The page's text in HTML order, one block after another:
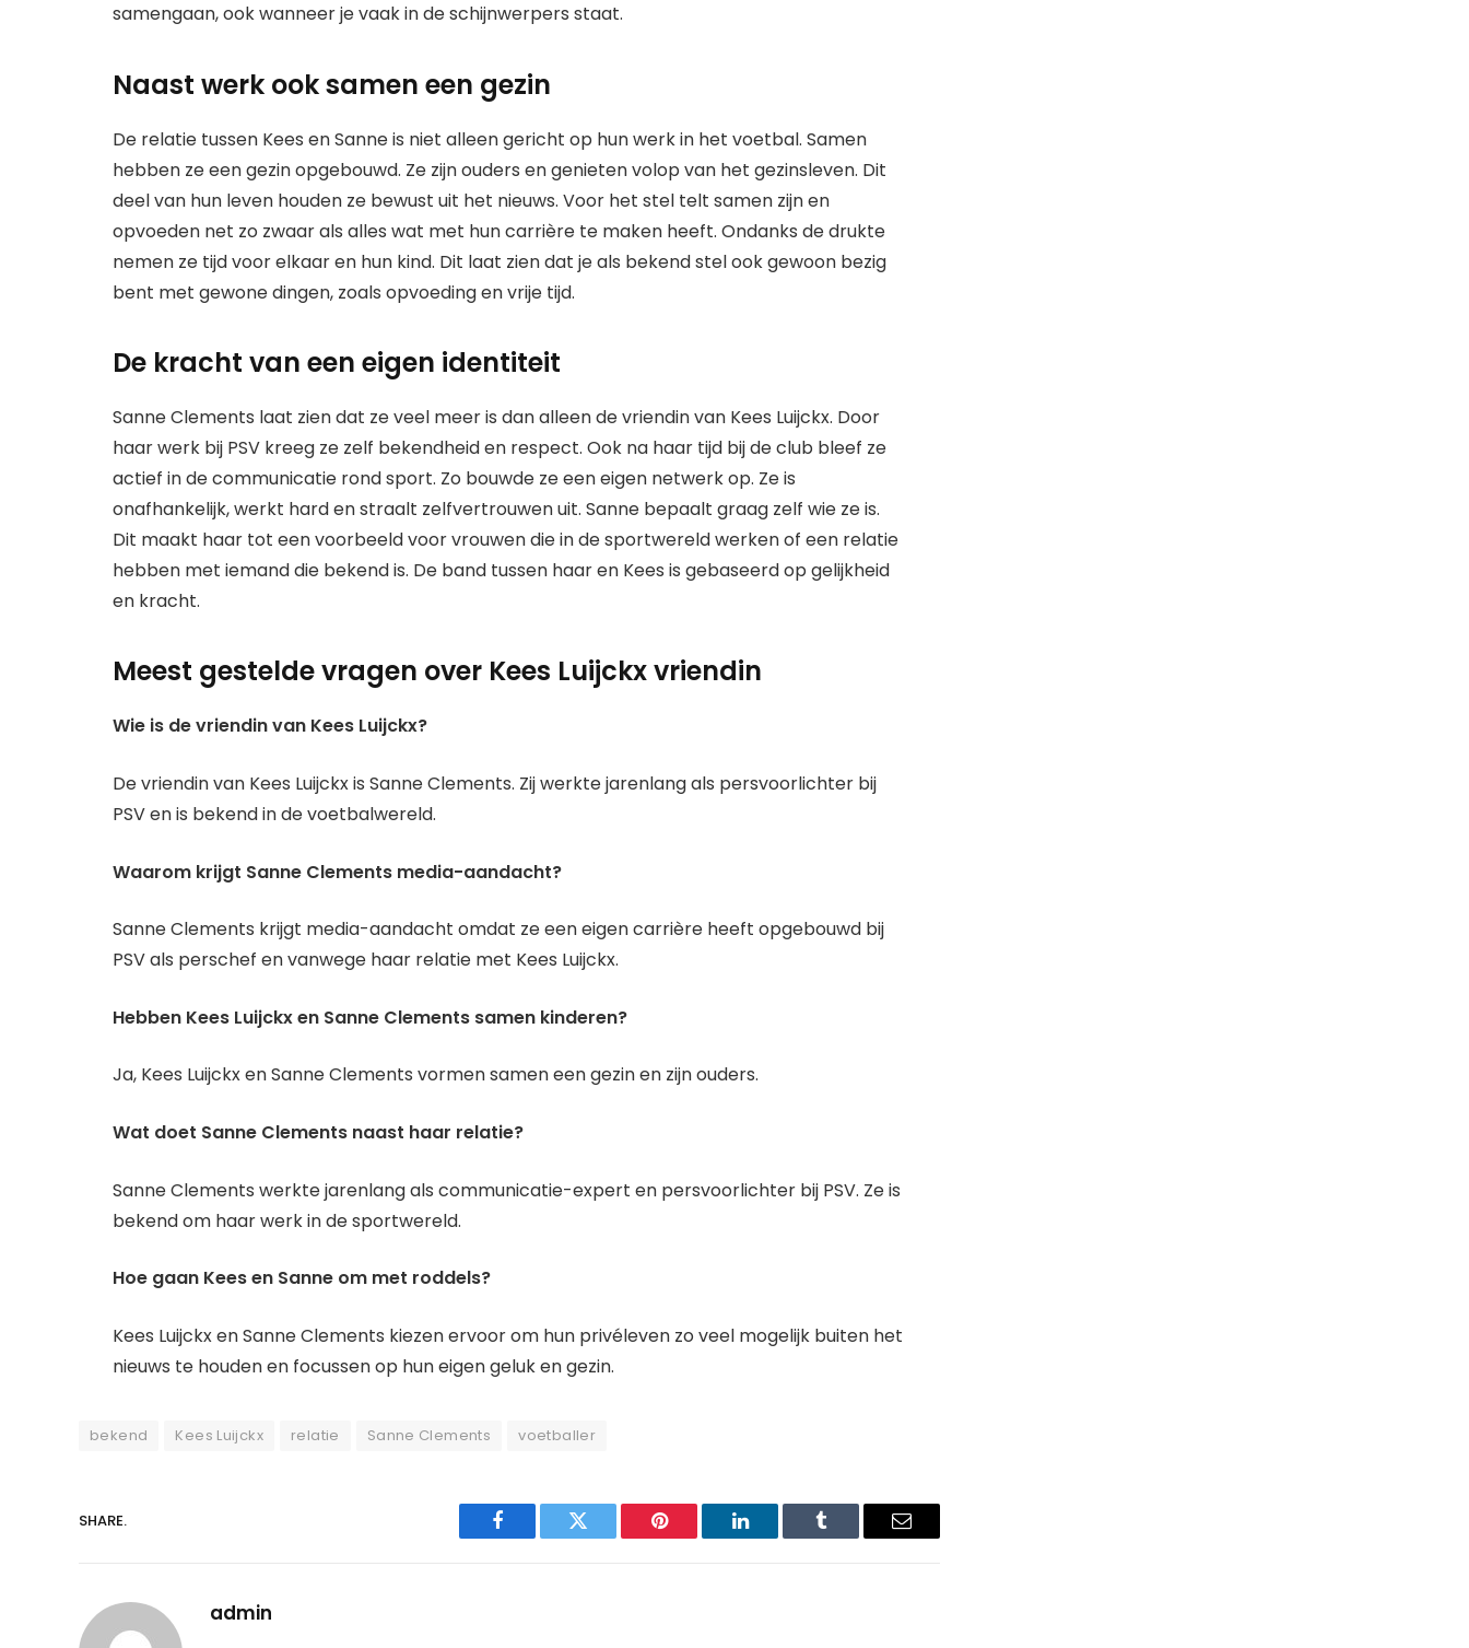
samengaan, ook wanneer je vaak in de schijnwerpers staat.
Naast werk ook samen een gezin
De relatie tussen Kees en Sanne is niet alleen gericht op hun werk in het voetbal. Samen
hebben ze een gezin opgebouwd. Ze zijn ouders en genieten volop van het gezinsleven. Dit
deel van hun leven houden ze bewust uit het nieuws. Voor het stel telt samen zijn en
opvoeden net zo zwaar als alles wat met hun carrière te maken heeft. Ondanks de drukte
nemen ze tijd voor elkaar en hun kind. Dit laat zien dat je als bekend stel ook gewoon bezig
bent met gewone dingen, zoals opvoeding en vrije tijd.
De kracht van een eigen identiteit
Sanne Clements laat zien dat ze veel meer is dan alleen de vriendin van Kees Luijckx. Door
haar werk bij PSV kreeg ze zelf bekendheid en respect. Ook na haar tijd bij de club bleef ze
actief in de communicatie rond sport. Zo bouwde ze een eigen netwerk op. Ze is
onafhankelijk, werkt hard en straalt zelfvertrouwen uit. Sanne bepaalt graag zelf wie ze is.
Dit maakt haar tot een voorbeeld voor vrouwen die in de sportwereld werken of een relatie
hebben met iemand die bekend is. De band tussen haar en Kees is gebaseerd op gelijkheid
en kracht.
Meest gestelde vragen over Kees Luijckx vriendin
Wie is de vriendin van Kees Luijckx?
De vriendin van Kees Luijckx is Sanne Clements. Zij werkte jarenlang als persvoorlichter bij
PSV en is bekend in de voetbalwereld.
Waarom krijgt Sanne Clements media-aandacht?
Sanne Clements krijgt media-aandacht omdat ze een eigen carrière heeft opgebouwd bij
PSV als perschef en vanwege haar relatie met Kees Luijckx.
Hebben Kees Luijckx en Sanne Clements samen kinderen?
Ja, Kees Luijckx en Sanne Clements vormen samen een gezin en zijn ouders.
Wat doet Sanne Clements naast haar relatie?
Sanne Clements werkte jarenlang als communicatie-expert en persvoorlichter bij PSV. Ze is
bekend om haar werk in de sportwereld.
Hoe gaan Kees en Sanne om met roddels?
Kees Luijckx en Sanne Clements kiezen ervoor om hun privéleven zo veel mogelijk buiten het
nieuws te houden en focussen op hun eigen geluk en gezin.
bekend Kees Luijckx relatie Sanne Clements voetballer
SHARE.
Facebook Twitter Pinterest LinkedIn Tumblr Email
admin